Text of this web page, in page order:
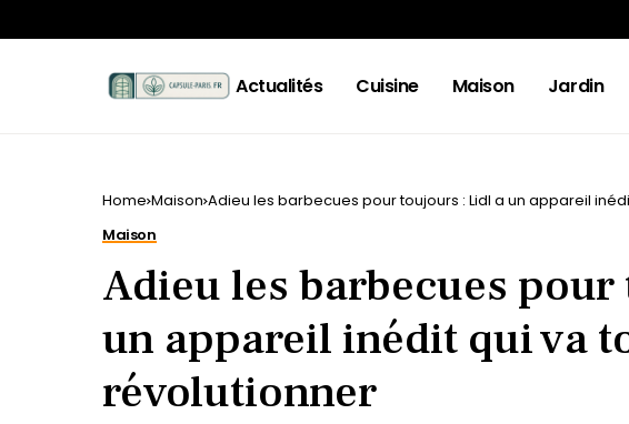
Actualités Cuisine Maison Jardin
Home Maison Adieu les barbecues pour toujours : Lidl a un appareil
Maison
Adieu les barbecues
un appareil inédit qui va
révolutionner